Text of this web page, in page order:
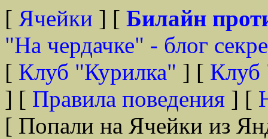
[ Ячейки ] [ Билайн
"На чердачке" - блог
[ Клуб "Курилка" ] [ Клуб
] [ Правила поведения ] [
[ Попали на Ячейки из